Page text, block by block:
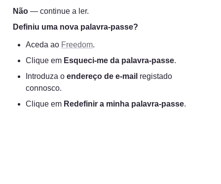
Não — continue a ler.
Definiu uma nova palavra-passe?
Aceda ao Freedom.
Clique em Esqueci-me da palavra-passe.
Introduza o endereço de e-mail registado
connosco.
Clique em Redefinir a minha palavra-passe.